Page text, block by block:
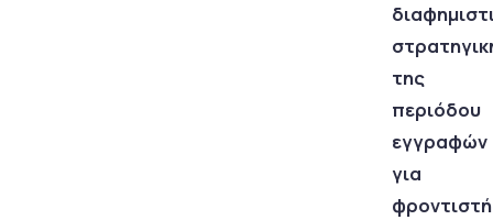
της
περιόδου
εγγραφών
για